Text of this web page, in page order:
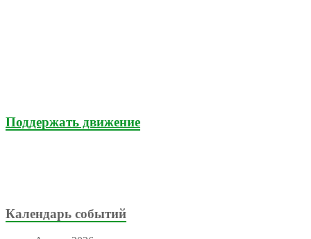
Поддержать движение
Календарь событий